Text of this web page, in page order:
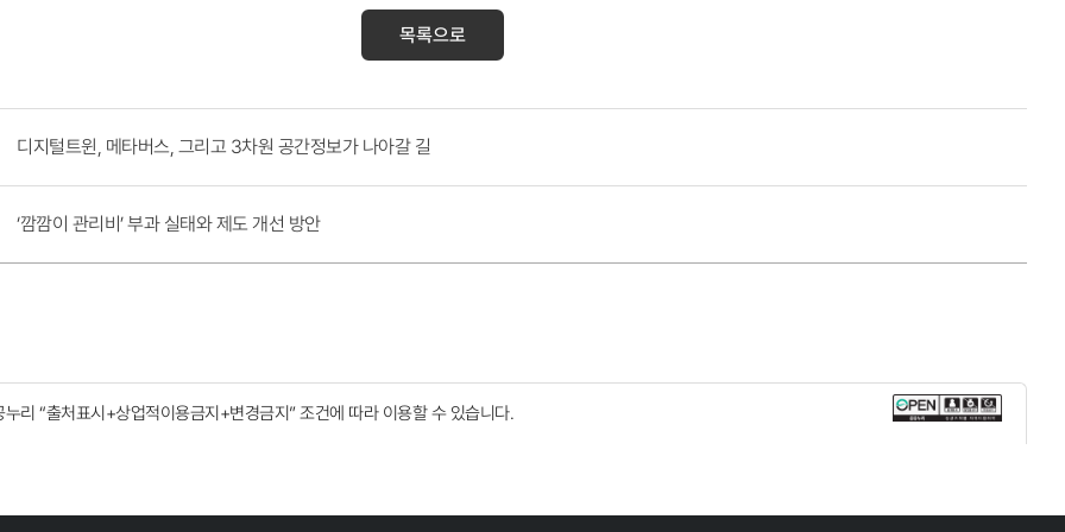
목록으로
디지털트윈, 메타버스, 그리고 3차원 공간정보가 나아갈 길
‘깜깜이 관리비’ 부과 실태와 제도 개선 방안
누리 “출처표시+상업적이용금지+변경금지”조건에 따라 이용할 수 있습니다.